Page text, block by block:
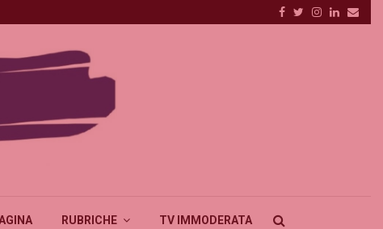
Facebook
Twitter
Instagram
Linkedin
RUBRICHE TV IMMODERATA